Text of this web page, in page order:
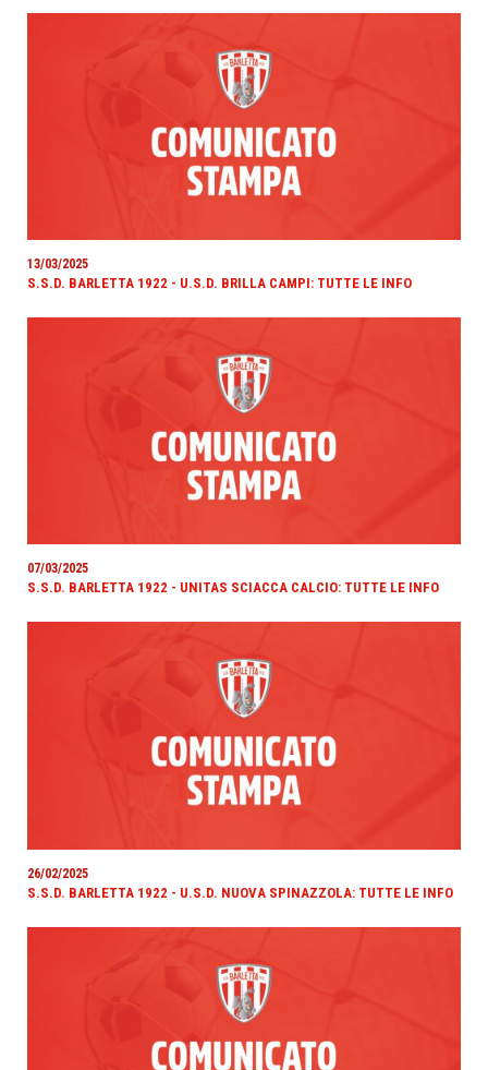
13/03/2025
S.S.D. BARLETTA 1922 - U.S.D. BRILLA CAMPI: TUTTE LE INFO
07/03/2025
S.S.D. BARLETTA 1922 - UNITAS SCIACCA CALCIO: TUTTE LE INFO
26/02/2025
S.S.D. BARLETTA 1922 - U.S.D. NUOVA SPINAZZOLA: TUTTE LE INFO